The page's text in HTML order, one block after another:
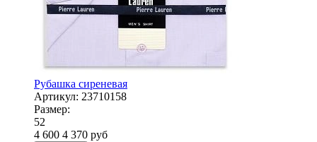
Рубашка сиреневая
Артикул: 23710158
Размер:
52
4 600 4 370 руб